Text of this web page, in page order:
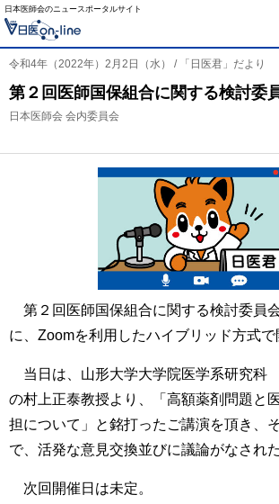
日本医師会のニュースポータルサイト
令和4年（2022年）2月2日（水） / 「日医君」だより
第２回医師国保組合に関する検討委
日本医師会 会内委員会
第２回医師国保組合に関する検討委員
に、Zoomを利用したハイブリッド方式で
当日は、山形大学大学院医学系研究科
の村上正泰教授より、「高額薬剤問題と
担について」と銘打ったご講演を頂き、
で、活発な意見交換並びに議論がなされた
次回開催日は未定。